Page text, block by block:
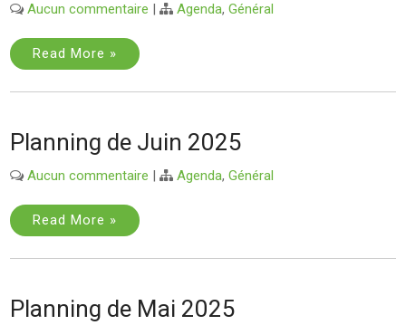
Aucun commentaire | Agenda,Général
Read More »
Planning de Juin 2025
Aucun commentaire | Agenda,Général
Read More »
Planning de Mai 2025